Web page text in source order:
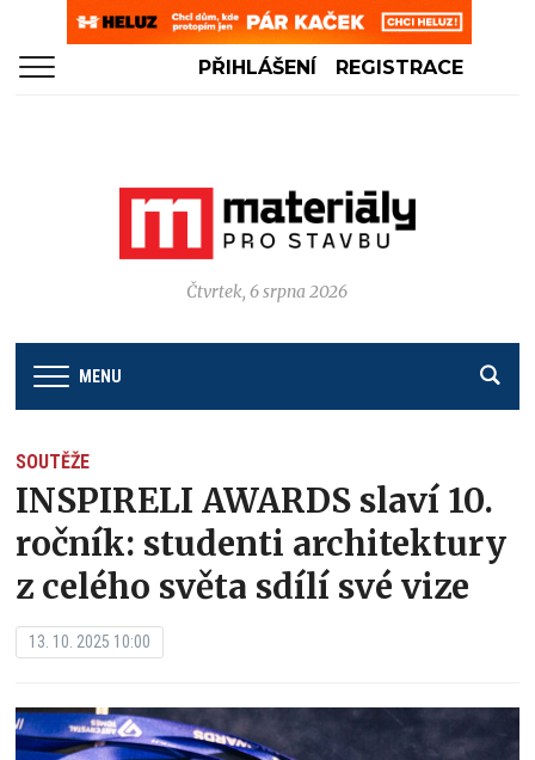
PŘIHLÁŠENÍ REGISTRACE
Čtvrtek, 6 srpna 2026
MENU
SOUTĚŽE
INSPIRELI AWARDS slaví 10.
ročník: studenti architektury
z celého světa sdílí své vize
13. 10. 2025 10:00